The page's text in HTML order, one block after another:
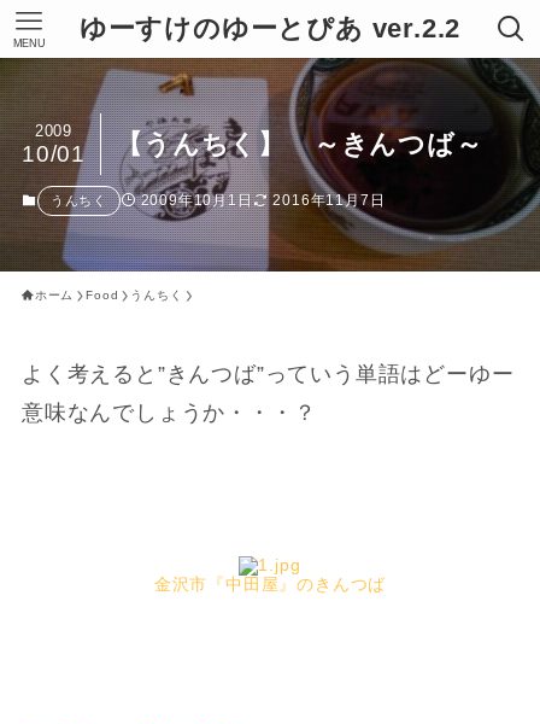
ゆーすけのゆーとぴあ ver.2.2
MENU
【うんちく】 ～きんつば～
2009
10/01
うんちく 2009年10月1日 2016年11月7日
ホーム Food うんちく
よく考えると”きんつば”っていう単語はどーゆー
意味なんでしょうか・・・？
金沢市『中田屋』のきんつば